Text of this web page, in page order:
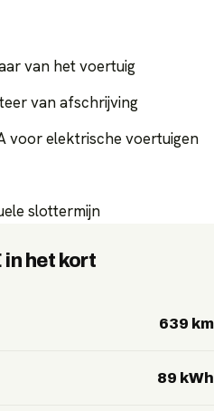
van het voertuig
van afschrijving
voor elektrische voertuigen
slottermijn
in het kort
639 km
89 kWh